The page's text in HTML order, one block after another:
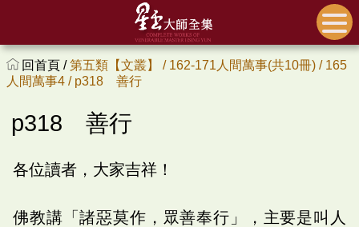
回首頁 /第五類【文叢】 / 162-171人間萬事(共10冊) / 165
人間萬事4 / p318 善行
p318 善行
各位讀者，大家吉祥！
佛教講「諸惡莫作，眾善奉行」，主要是叫人